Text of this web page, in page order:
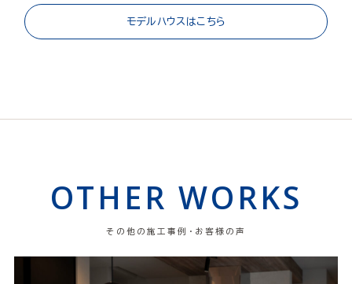
モデルハウスはこちら
OTHER WORKS
その他の施工事例・お客様の声